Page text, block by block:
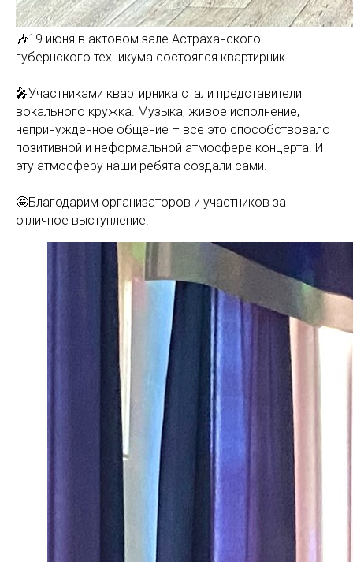
🎶19 июня в актовом зале Астраханского
губернского техникума состоялся квартирник.
🎤Участниками квартирника стали представители
вокального кружка. Музыка, живое исполнение,
непринужденное общение – все это способствовало
позитивной и неформальной атмосфере концерта. И
эту атмосферу наши ребята создали сами.
🤩Благодарим организаторов и участников за
отличное выступление!